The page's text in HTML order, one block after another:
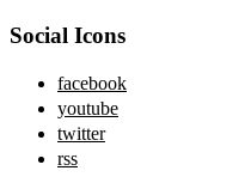
Social Icons
facebook
youtube
twitter
rss